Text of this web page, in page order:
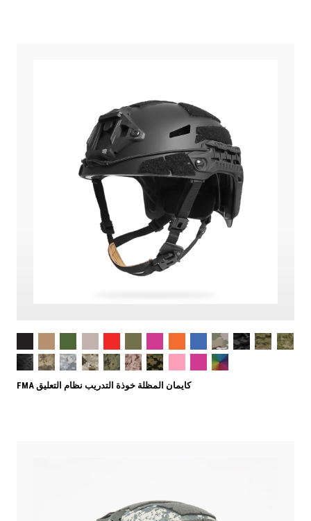
FMA كايمان المظلة خوذة التدريب نظام التعليق